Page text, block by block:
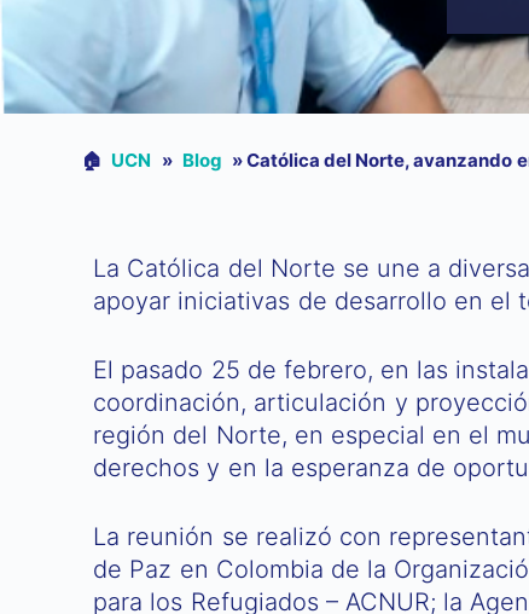
🏠︎ UCN » Blog »Católica del Norte, avanzando
La Católica del Norte se une a
apoyar iniciativas de desarrollo en el
El pasado 25 de febrero, en las
coordinación, articulación y
región del Norte, en especial en el
derechos y en la esperanza de
La reunión se realizó con
de Paz en Colombia de la
para los Refugiados – ACNUR; la